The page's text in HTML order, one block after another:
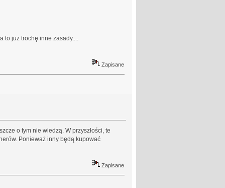
to już trochę inne zasady....
Zapisane
o tym nie wiedzą. W przyszłości, te
Ponieważ inny będą kupować
Zapisane